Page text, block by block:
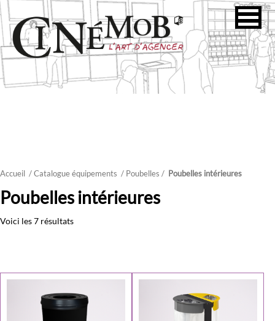
Accueil / Catalogue équipements / Poubelles / Poubelles intérieures
Poubelles intérieures
Voici les 7 résultats